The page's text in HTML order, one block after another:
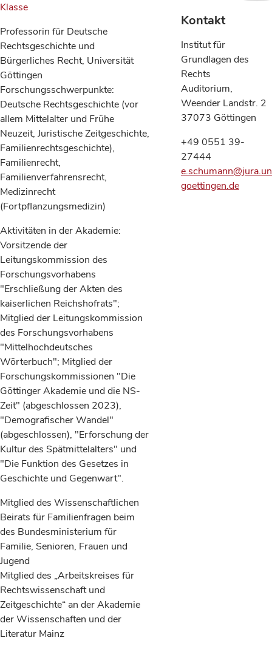
Klasse
Professorin für Deutsche
Rechtsgeschichte und
Bürgerliches Recht, Universität
Göttingen
Forschungsschwerpunkte:
Deutsche Rechtsgeschichte (vor
allem Mittelalter und Frühe
Neuzeit, Juristische Zeitgeschichte,
Familienrechtsgeschichte),
Familienrecht,
Familienverfahrensrecht,
Medizinrecht
(Fortpflanzungsmedizin)
Aktivitäten in der Akademie:
Vorsitzende der
Leitungskommission des
Forschungsvorhabens
"Erschließung der Akten des
kaiserlichen Reichshofrats";
Mitglied der Leitungskommission
des Forschungsvorhabens
"Mittelhochdeutsches
Wörterbuch"; Mitglied der
Forschungskommissionen "Die
Göttinger Akademie und die NS-
Zeit" (abgeschlossen 2023),
"Demografischer Wandel"
(abgeschlossen), "Erforschung der
Kultur des Spätmittelalters" und
"Die Funktion des Gesetzes in
Geschichte und Gegenwart".
Mitglied des Wissenschaftlichen
Beirats für Familienfragen beim
des Bundesministerium für
Familie, Senioren, Frauen und
Jugend
Mitglied des „Arbeitskreises für
Rechtswissenschaft und
Zeitgeschichte“ an der Akademie
der Wissenschaften und der
Literatur Mainz
Kontakt
Institut für
Grundlagen des
Rechts
Auditorium,
Weender Landstr. 2
37073 Göttingen
+49 0551 39-
27444
goettingen.de